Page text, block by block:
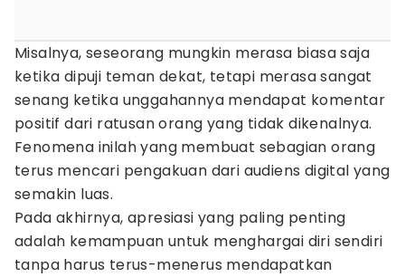
Misalnya, seseorang mungkin merasa biasa saja
ketika dipuji teman dekat, tetapi merasa sangat
senang ketika unggahannya mendapat komentar
positif dari ratusan orang yang tidak dikenalnya.
Fenomena inilah yang membuat sebagian orang
terus mencari pengakuan dari audiens digital yang
semakin luas.
Pada akhirnya, apresiasi yang paling penting
adalah kemampuan untuk menghargai diri sendiri
tanpa harus terus-menerus mendapatkan